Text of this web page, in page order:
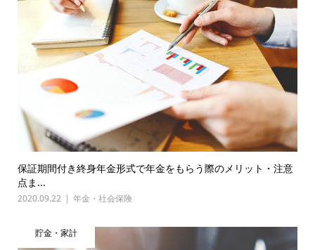
保証期間付き終身年金形式で年金をもらう際のメリット・注意
点ま...
2020.09.22 年金・社会保険
貯金・家計